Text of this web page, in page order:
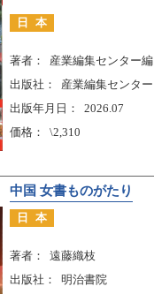
日本
著者
産業編集センター編
出版社
産業編集センター
出版年月日
2026.07
価格
\2,310
中国 女書ものがたり
日本
著者
遠藤織枝
出版社
明治書院